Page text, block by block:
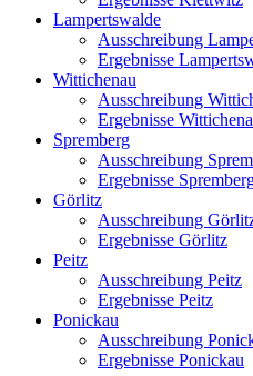
Lampertswalde
Ausschreibung
Ergebnisse
Wittichenau
Ausschreibung
Ergebnisse
Spremberg
Ausschreibung
Ergebnisse
Görlitz
Ausschreibung
Ergebnisse Görlitz
Peitz
Ausschreibung Peitz
Ergebnisse Peitz
Ponickau
Ausschreibung
Ergebnisse Ponickau